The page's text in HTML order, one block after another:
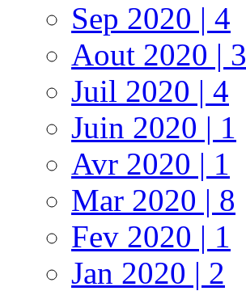
Sep 2020 | 4
Aout 2020 | 3
Juil 2020 | 4
Juin 2020 | 1
Avr 2020 | 1
Mar 2020 | 8
Fev 2020 | 1
Jan 2020 | 2